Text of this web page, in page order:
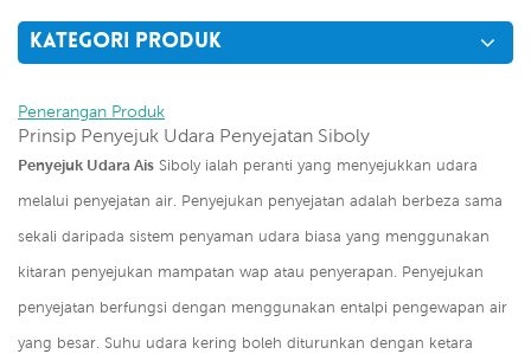
KATEGORI PRODUK
Penerangan Produk
Prinsip Penyejuk Udara Penyejatan Siboly
Penyejuk Udara Ais Siboly ialah peranti yang menyejukkan udara
melalui penyejatan air. Penyejukan penyejatan adalah berbeza sama
sekali daripada sistem penyaman udara biasa yang menggunakan
kitaran penyejukan mampatan wap atau penyerapan. Penyejukan
penyejatan berfungsi dengan menggunakan entalpi pengewapan air
yang besar. Suhu udara kering boleh diturunkan dengan ketara